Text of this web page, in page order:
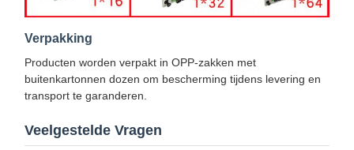
Verpakking
Producten worden verpakt in OPP-zakken met
buitenkartonnen dozen om bescherming tijdens levering en
transport te garanderen.
Veelgestelde Vragen